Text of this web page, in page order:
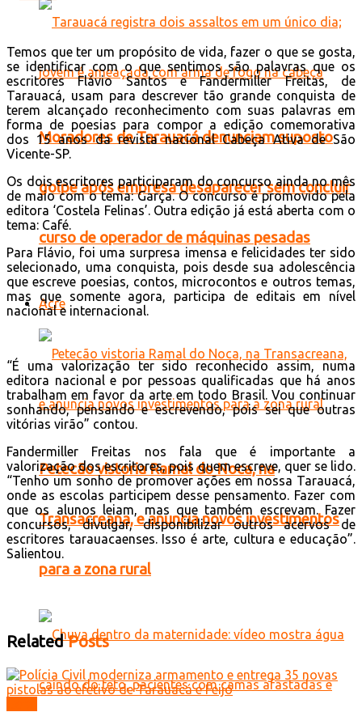
Moradores de Tarauacá denunciam suposto
golpe após empresa desaparecer sem concluir
curso de operador de máquinas pesadas
Acre
Petecão vistoria Ramal do Noca, na
Transacreana, e anuncia novos investimentos
para a zona rural
Temos que ter um propósito de vida, fazer o que se gosta,
se identificar com o que sentimos são palavras que os
escritores Flávio Santos e Fandermiller Freitas, de
Tarauacá, usam para descrever tão grande conquista de
terem alcançado reconhecimento com suas palavras em
forma de poesias para compor a edição comemorativa
dos 15 anos da revista nacional Cabeça Ativa de São
Vicente-SP.
Os dois escritores participaram do concurso ainda no mês
de maio com o tema: Garça. O concurso é promovido pela
editora ‘Costela Felinas’. Outra edição já está aberta com o
tema: Café.
Para Flávio, foi uma surpresa imensa e felicidades ter sido
selecionado, uma conquista, pois desde sua adolescência
que escreve poesias, contos, microcontos e outros temas,
mas que somente agora, participa de editais em nível
nacional e internacional.
“É uma valorização ter sido reconhecido assim, numa
editora nacional e por pessoas qualificadas que há anos
trabalham em favor da arte em todo Brasil. Vou continuar
sonhando, pensando e escrevendo, pois sei que outras
vitórias virão” contou.
Fandermiller Freitas nos fala que é importante a
valorização dos escritores, pois quem escreve, quer se lido.
“Tenho um sonho de promover ações em nossa Tarauacá,
onde as escolas participem desse pensamento. Fazer com
que os alunos leiam, mas que também escrevam. Fazer
concursos, divulgar, disponibilizar outros acervos de
escritores tarauacaenses. Isso é arte, cultura e educação”.
Salientou.
RelatedPosts